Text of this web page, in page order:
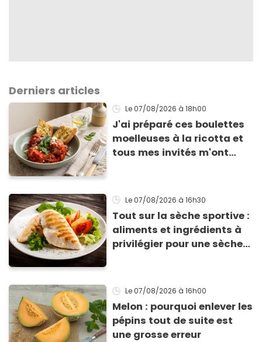
Derniers articles
Le 07/08/2026 à 18h00
J'ai préparé ces boulettes
moelleuses à la ricotta et
tous mes invités m'ont
Le 07/08/2026 à 16h30
Tout sur la sèche sportive :
aliments et ingrédients à
privilégier pour une sèche
Le 07/08/2026 à 16h00
Melon : pourquoi enlever les
pépins tout de suite est
une grosse erreur